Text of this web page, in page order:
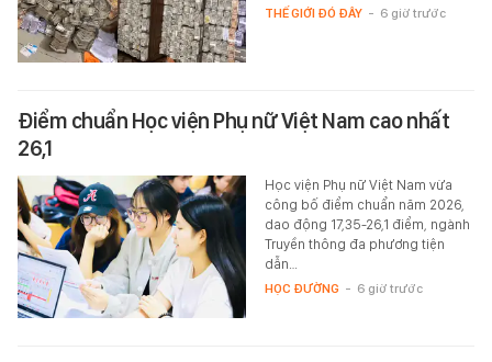
THẾ GIỚI ĐÓ ĐÂY - 6 giờ trước
Điểm chuẩn Học viện Phụ nữ Việt Nam cao nhất
26,1
Học viện Phụ nữ Việt Nam vừa
công bố điểm chuẩn năm 2026,
dao động 17,35-26,1 điểm, ngành
Truyền thông đa phương tiện
dẫn…
HỌC ĐƯỜNG - 6 giờ trước